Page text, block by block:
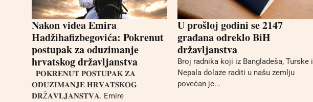
Nakon videa Emira
Hadžihafizbegovića: Pokrenut
postupak za oduzimanje
hrvatskog državljanstva
𝐏𝐎𝐊𝐑𝐄𝐍𝐔𝐓 𝐏𝐎𝐒𝐓𝐔𝐏𝐀𝐊 𝐙𝐀
𝐎𝐃𝐔𝐙𝐈𝐌𝐀𝐍𝐉𝐄 𝐇𝐑𝐕𝐀𝐓𝐒𝐊𝐎𝐆
𝐃𝐑Ž𝐀𝐕𝐋𝐉𝐀𝐍𝐒𝐓𝐕𝐀. Emire
U prošloj godini se 2147
građana odreklo BiH
državljanstva
Broj radnika koji iz Bangladeša, Turske i
Nepala dolaze raditi u našu zemlju
povećan je...